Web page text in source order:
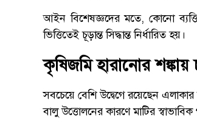
আইন বিশেষজ্ঞদের মতে, কোনো
ভিত্তিতেই চূড়ান্ত সিদ্ধান্ত নির্ধারিত হয়।
কৃষিজমি হারানোর শঙ্কায়
সবচেয়ে বেশি উদ্বেগে রয়েছেন
বালু উত্তোলনের কারণে মাটির স্বাভাবিক